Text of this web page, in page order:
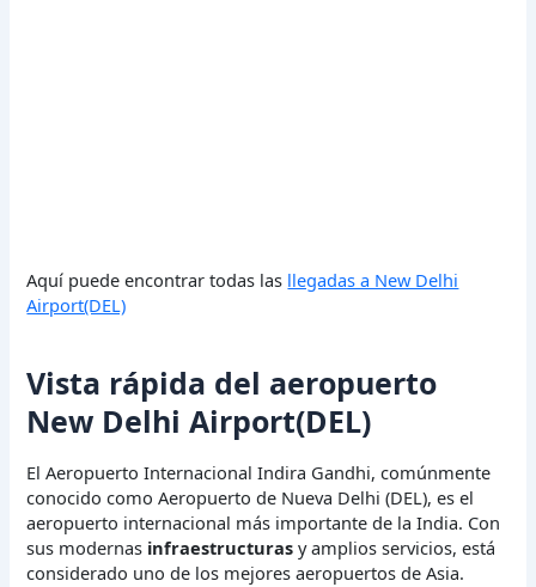
Aquí puede encontrar todas las llegadas a New Delhi
Airport(DEL)
Vista rápida del aeropuerto
New Delhi Airport(DEL)
El Aeropuerto Internacional Indira Gandhi, comúnmente
conocido como Aeropuerto de Nueva Delhi (DEL), es el
aeropuerto internacional más importante de la India. Con
sus modernas infraestructuras y amplios servicios, está
considerado uno de los mejores aeropuertos de Asia.